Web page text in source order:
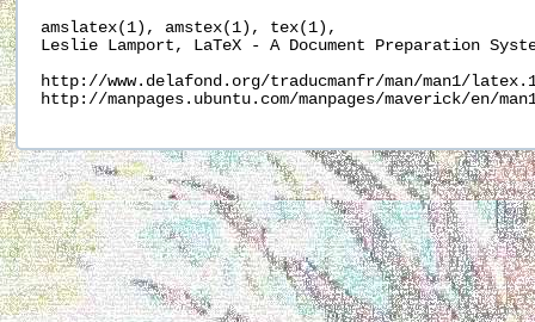
amslatex(1), amstex(1), tex(1),
Leslie Lamport, LaTeX - A Document Preparation
http://www.delafond.org/traducmanfr/man/man1/